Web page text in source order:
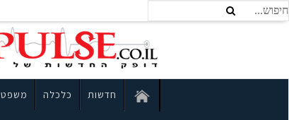
חדשות כלכלה משפט